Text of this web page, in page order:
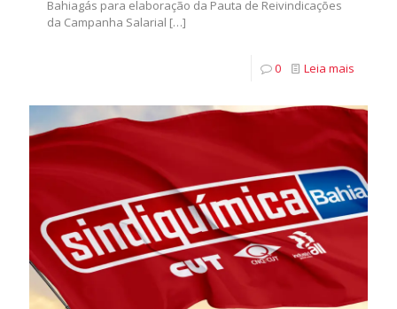
Bahiagás para elaboração da Pauta de Reivindicações
da Campanha Salarial […]
0 Leia mais